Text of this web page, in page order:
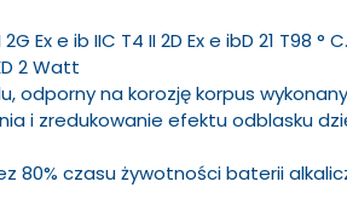
Ex e ib IIC T4 II 2D Ex e ibD 21 T98 ° C.
2 Watt
odporny na korozję korpus
i zredukowanie efektu odblasku
80% czasu żywotności baterii